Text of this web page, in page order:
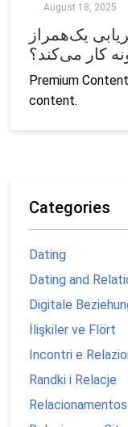
August 18, 2025
یک‌همراز
کار می‌کند؟
Premium
content.
Categories
Dating
Dating and
Digitale
İlişkiler ve Flört
Incontri e
Randki i Relacje
Relacionamentos